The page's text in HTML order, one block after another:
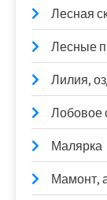
Лесная
Лесные
Лилия,
Лобовое
Малярка
Мамонт,